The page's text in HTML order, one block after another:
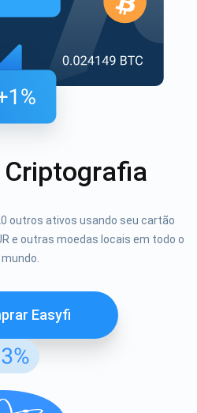
outros ativos usando seu cartão
e outras moedas locais em todo o
mundo.
Easyfi